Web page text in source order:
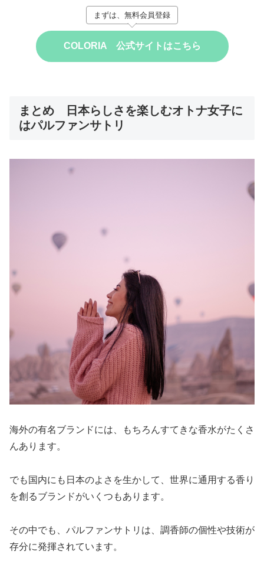
まずは、無料会員登録
COLORIA 公式サイトはこちら
まとめ 日本らしさを楽しむオトナ女子に
はパルファンサトリ
海外の有名ブランドには、もちろんすてきな香水がたくさ
んあります。
でも国内にも日本のよさを生かして、世界に通用する香り
を創るブランドがいくつもあります。
その中でも、パルファンサトリは、調香師の個性や技術が
存分に発揮されています。